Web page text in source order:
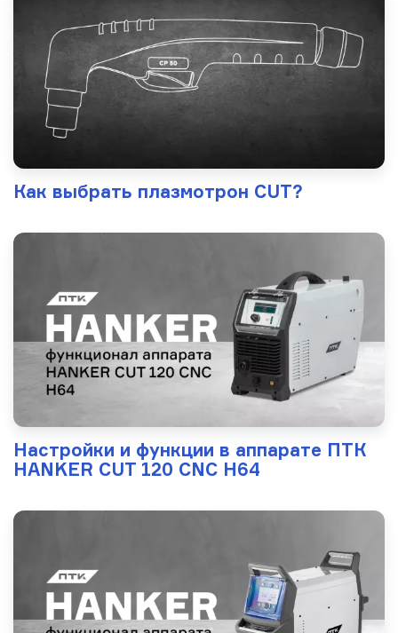
Как выбрать плазмотрон CUT?
Настройки и функции в аппарате ПТК
HANKER CUT 120 CNC H64